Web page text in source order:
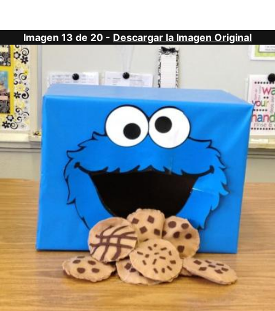
Imagen 13 de 20 - Descargar la Imagen Original